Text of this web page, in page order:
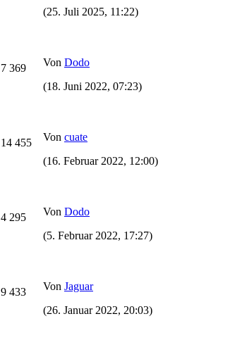
(25. Juli 2025, 11:22)
7 369 Von Dodo
(18. Juni 2022, 07:23)
14 455 Von cuate
(16. Februar 2022, 12:00)
4 295 Von Dodo
(5. Februar 2022, 17:27)
9 433 Von Jaguar
(26. Januar 2022, 20:03)